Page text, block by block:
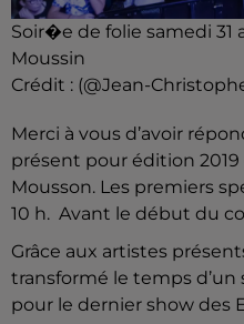
Soir�e de folie samedi
Moussin
Crédit : (@Jean-
Merci à vous d’avoir
présent pour édition 2019
Mousson. Les premiers
10 h. Avant le début du
Grâce aux artistes
transformé le temps d’un
pour le dernier show des